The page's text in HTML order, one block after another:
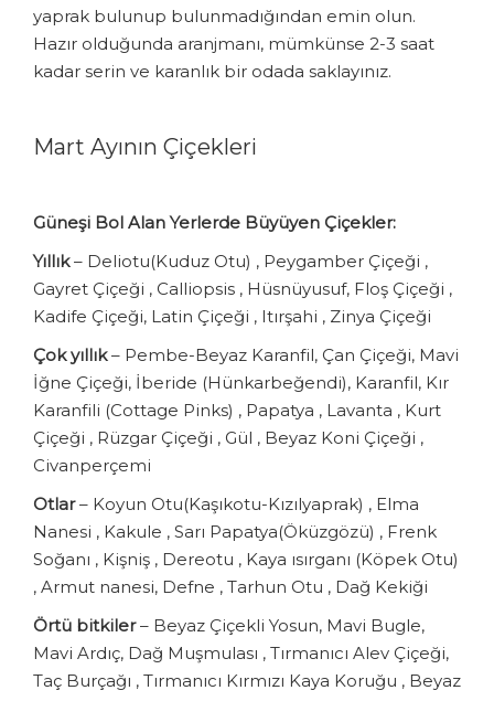
yaprak bulunup bulunmadığından emin olun.
Hazır olduğunda aranjmanı, mümkünse 2-3 saat
kadar serin ve karanlık bir odada saklayınız.
Mart Ayının Çiçekleri
Güneşi Bol Alan Yerlerde Büyüyen Çiçekler:
Yıllık – Deliotu(Kuduz Otu) , Peygamber Çiçeği ,
Gayret Çiçeği , Calliopsis , Hüsnüyusuf, Floş Çiçeği ,
Kadife Çiçeği, Latin Çiçeği , Itırşahi , Zinya Çiçeği
Çok yıllık – Pembe-Beyaz Karanfil, Çan Çiçeği, Mavi
İğne Çiçeği, İberide (Hünkarbeğendi), Karanfil, Kır
Karanfili (Cottage Pinks) , Papatya , Lavanta , Kurt
Çiçeği , Rüzgar Çiçeği , Gül , Beyaz Koni Çiçeği ,
Civanperçemi
Otlar – Koyun Otu(Kaşıkotu-Kızılyaprak) , Elma
Nanesi , Kakule , Sarı Papatya(Öküzgözü) , Frenk
Soğanı , Kişniş , Dereotu , Kaya ısırganı (Köpek Otu)
, Armut nanesi, Defne , Tarhun Otu , Dağ Kekiği
Örtü bitkiler – Beyaz Çiçekli Yosun, Mavi Bugle,
Mavi Ardıç, Dağ Muşmulası , Tırmanıcı Alev Çiçeği,
Taç Burçağı , Tırmanıcı Kırmızı Kaya Koruğu , Beyaz